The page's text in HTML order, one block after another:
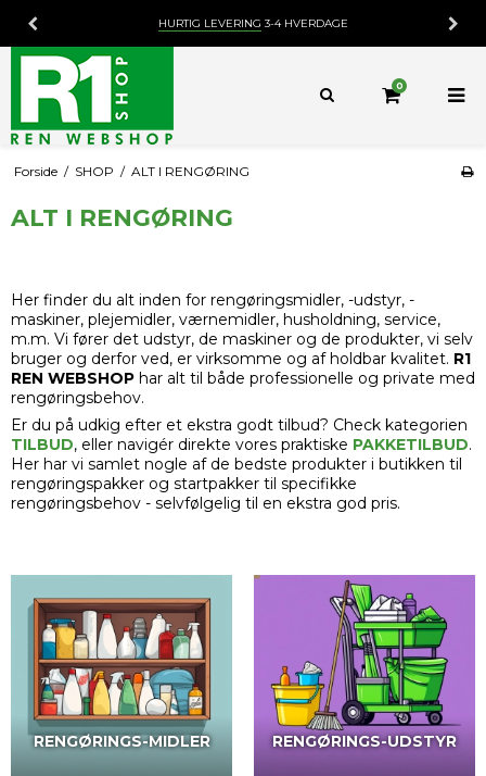
HURTIG LEVERING 3-4 HVERDAGE
0
Forside / SHOP / ALT I RENGØRING
ALT I RENGØRING
Her finder du alt inden for rengøringsmidler, -udstyr, -
maskiner, plejemidler, værnemidler, husholdning, service,
m.m. Vi fører det udstyr, de maskiner og de produkter, vi selv
bruger og derfor ved, er virksomme og af holdbar kvalitet. R1
REN WEBSHOP har alt til både professionelle og private med
rengøringsbehov.
Er du på udkig efter et ekstra godt tilbud? Check kategorien
TILBUD, eller navigér direkte vores praktiske PAKKETILBUD.
Her har vi samlet nogle af de bedste produkter i butikken til
rengøringspakker og startpakker til specifikke
rengøringsbehov - selvfølgelig til en ekstra god pris.
RENGØRINGS-MIDLER RENGØRINGS-UDSTYR